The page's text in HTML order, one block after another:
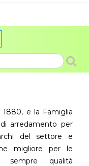
1880, e la Famiglia
arredamento per
del settore e
migliore per le
sempre qualità